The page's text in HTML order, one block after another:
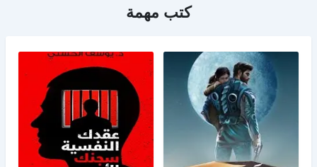
كتب مهمة